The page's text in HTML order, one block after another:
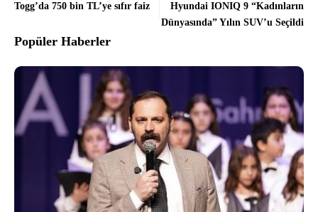
Togg’da 750 bin TL’ye sıfır faiz
Hyundai IONIQ 9 “Kadınların
Dünyasında” Yılın SUV’u Seçildi
Popüler Haberler